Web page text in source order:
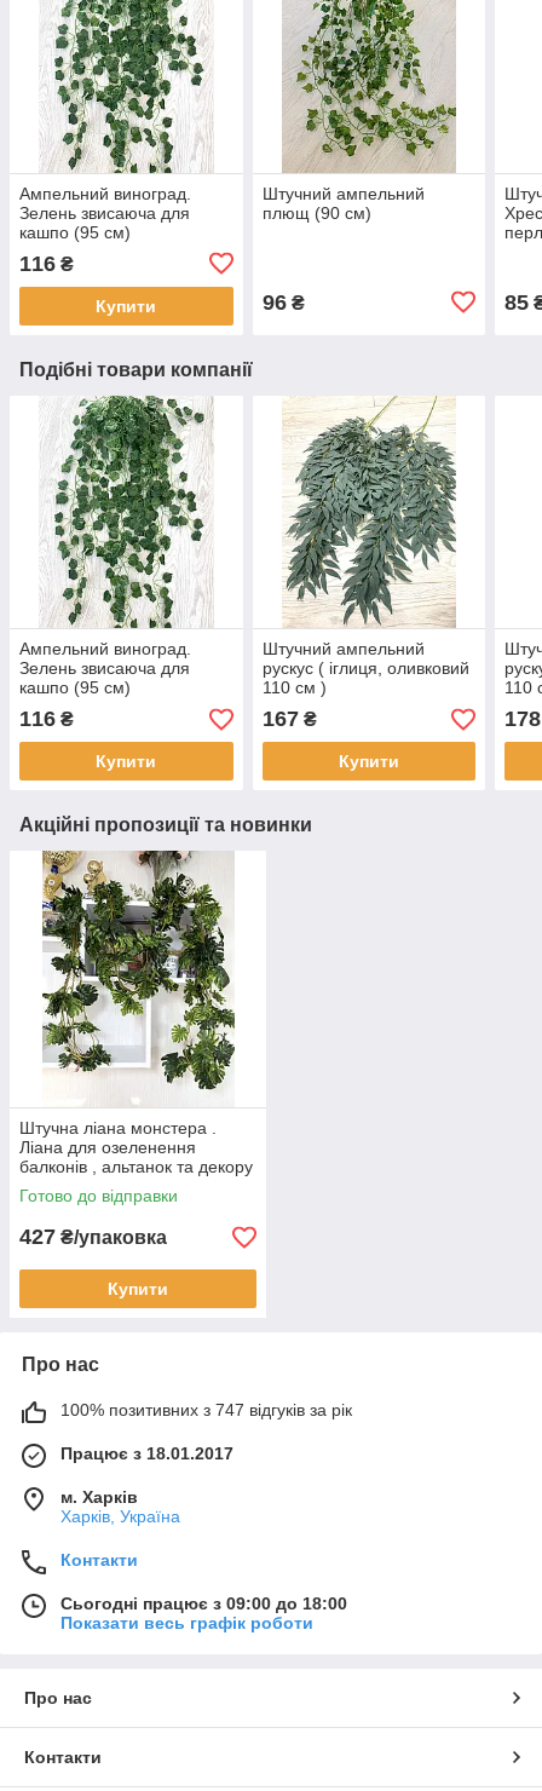
Ампельний виноград.
Зелень звисаюча для
кашпо (95 см)
116 ₴
Купити
Штучний ампельний
плющ (90 см)
96₴ 85
Подібні товари компанії
Ампельний виноград.
Зелень звисаюча для
кашпо (95 см)
116 ₴
Купити
Штучний ампельний
рускус ( іглиця, оливковий
110 см )
167₴
Купити
110
178
Акційні пропозиції та новинки
Штучна ліана монстера .
Ліана для озеленення
балконів , альтанок та декору
( упаковка 5 штук )
Готово до відправки
427 ₴/упаковка
Купити
Про нас
100% позитивних з 747 відгуків за рік
Працює з 18.01.2017
м. Харків
Харків, Україна
Контакти
Сьогодні працює з 09:00 до 18:00
Показати весь графік роботи
Про нас
Контакти